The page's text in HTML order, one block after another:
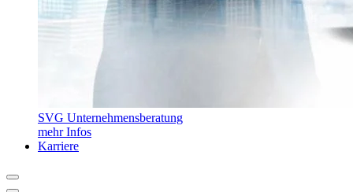
SVG Unternehmensberatung
mehr Infos
Karriere